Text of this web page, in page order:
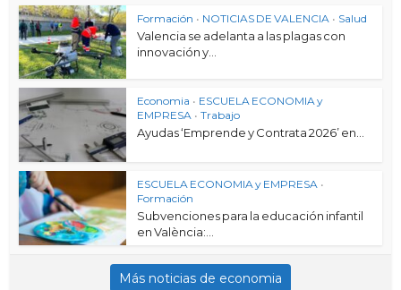
Formación • NOTICIAS DE VALENCIA • Salud
Valencia se adelanta a las plagas con
innovación y...
Economia • ESCUELA ECONOMIA y
EMPRESA • Trabajo
Ayudas ‘Emprende y Contrata 2026’ en...
ESCUELA ECONOMIA y EMPRESA •
Formación
Subvenciones para la educación infantil
en València:...
Más noticias de economia